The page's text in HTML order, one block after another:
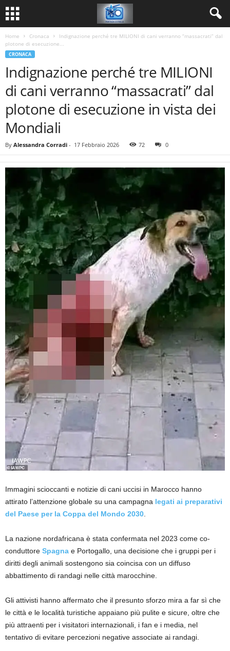
Home Cronaca
Indignazione perché tre MILIONI di cani verranno “massacrati” dal
plotone di esecuzione...
CRONACA
Indignazione perché tre MILIONI
di cani verranno “massacrati” dal
plotone di esecuzione in vista dei
Mondiali
By Alessandra Corradi - 17 Febbraio 2026 72 0
Immagini scioccanti e notizie di cani uccisi in Marocco hanno
attirato l’attenzione globale su una campagna legati ai preparativi
del Paese per la Coppa del Mondo 2030
La nazione nordafricana è stata confermata nel 2023 come co-
conduttore Spagna e Portogallo, una decisione che i gruppi per i
diritti degli animali sostengono sia coincisa con un diffuso
abbattimento di randagi nelle città marocchine.
Gli attivisti hanno affermato che il presunto sforzo mira a far sì che
le città e le località turistiche appaiano più pulite e sicure, oltre che
più attraenti per i visitatori internazionali, i fan e i media, nel
tentativo di evitare percezioni negative associate ai randagi.